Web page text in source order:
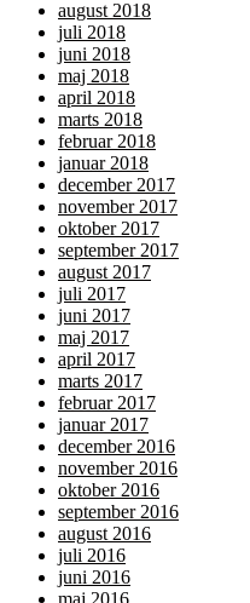
august 2018
juli 2018
juni 2018
maj 2018
april 2018
marts 2018
februar 2018
januar 2018
december 2017
november 2017
oktober 2017
september 2017
august 2017
juli 2017
juni 2017
maj 2017
april 2017
marts 2017
februar 2017
januar 2017
december 2016
november 2016
oktober 2016
september 2016
august 2016
juli 2016
juni 2016